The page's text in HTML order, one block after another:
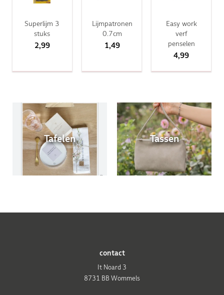
Superlijm 3
stuks
2,99
Lijmpatronen
0.7cm
1,49
Easy work
verf
penselen
4,99
Tafelen Tassen
contact
It Noard 3
8731 BB Wommels